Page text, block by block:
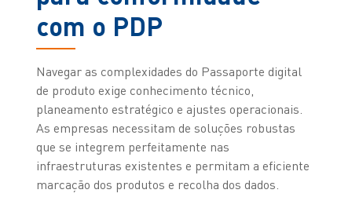
com o PDP
Navegar as complexidades do Passaporte digital
de produto exige conhecimento técnico,
planeamento estratégico e ajustes operacionais.
As empresas necessitam de soluções robustas
que se integrem perfeitamente nas
infraestruturas existentes e permitam a eficiente
marcação dos produtos e recolha dos dados.